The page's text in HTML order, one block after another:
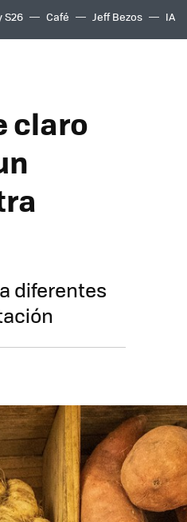
S26 Café Jeff Bezos IA
claro
diferentes